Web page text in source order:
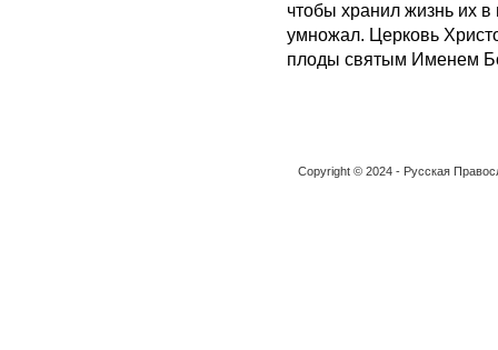
чтобы хранил жизнь их
умножал. Церковь
плоды святым Именем
Copyright © 2024 - Русская